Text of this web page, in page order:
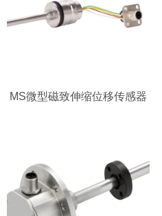
MS微型磁致伸缩位移传感器